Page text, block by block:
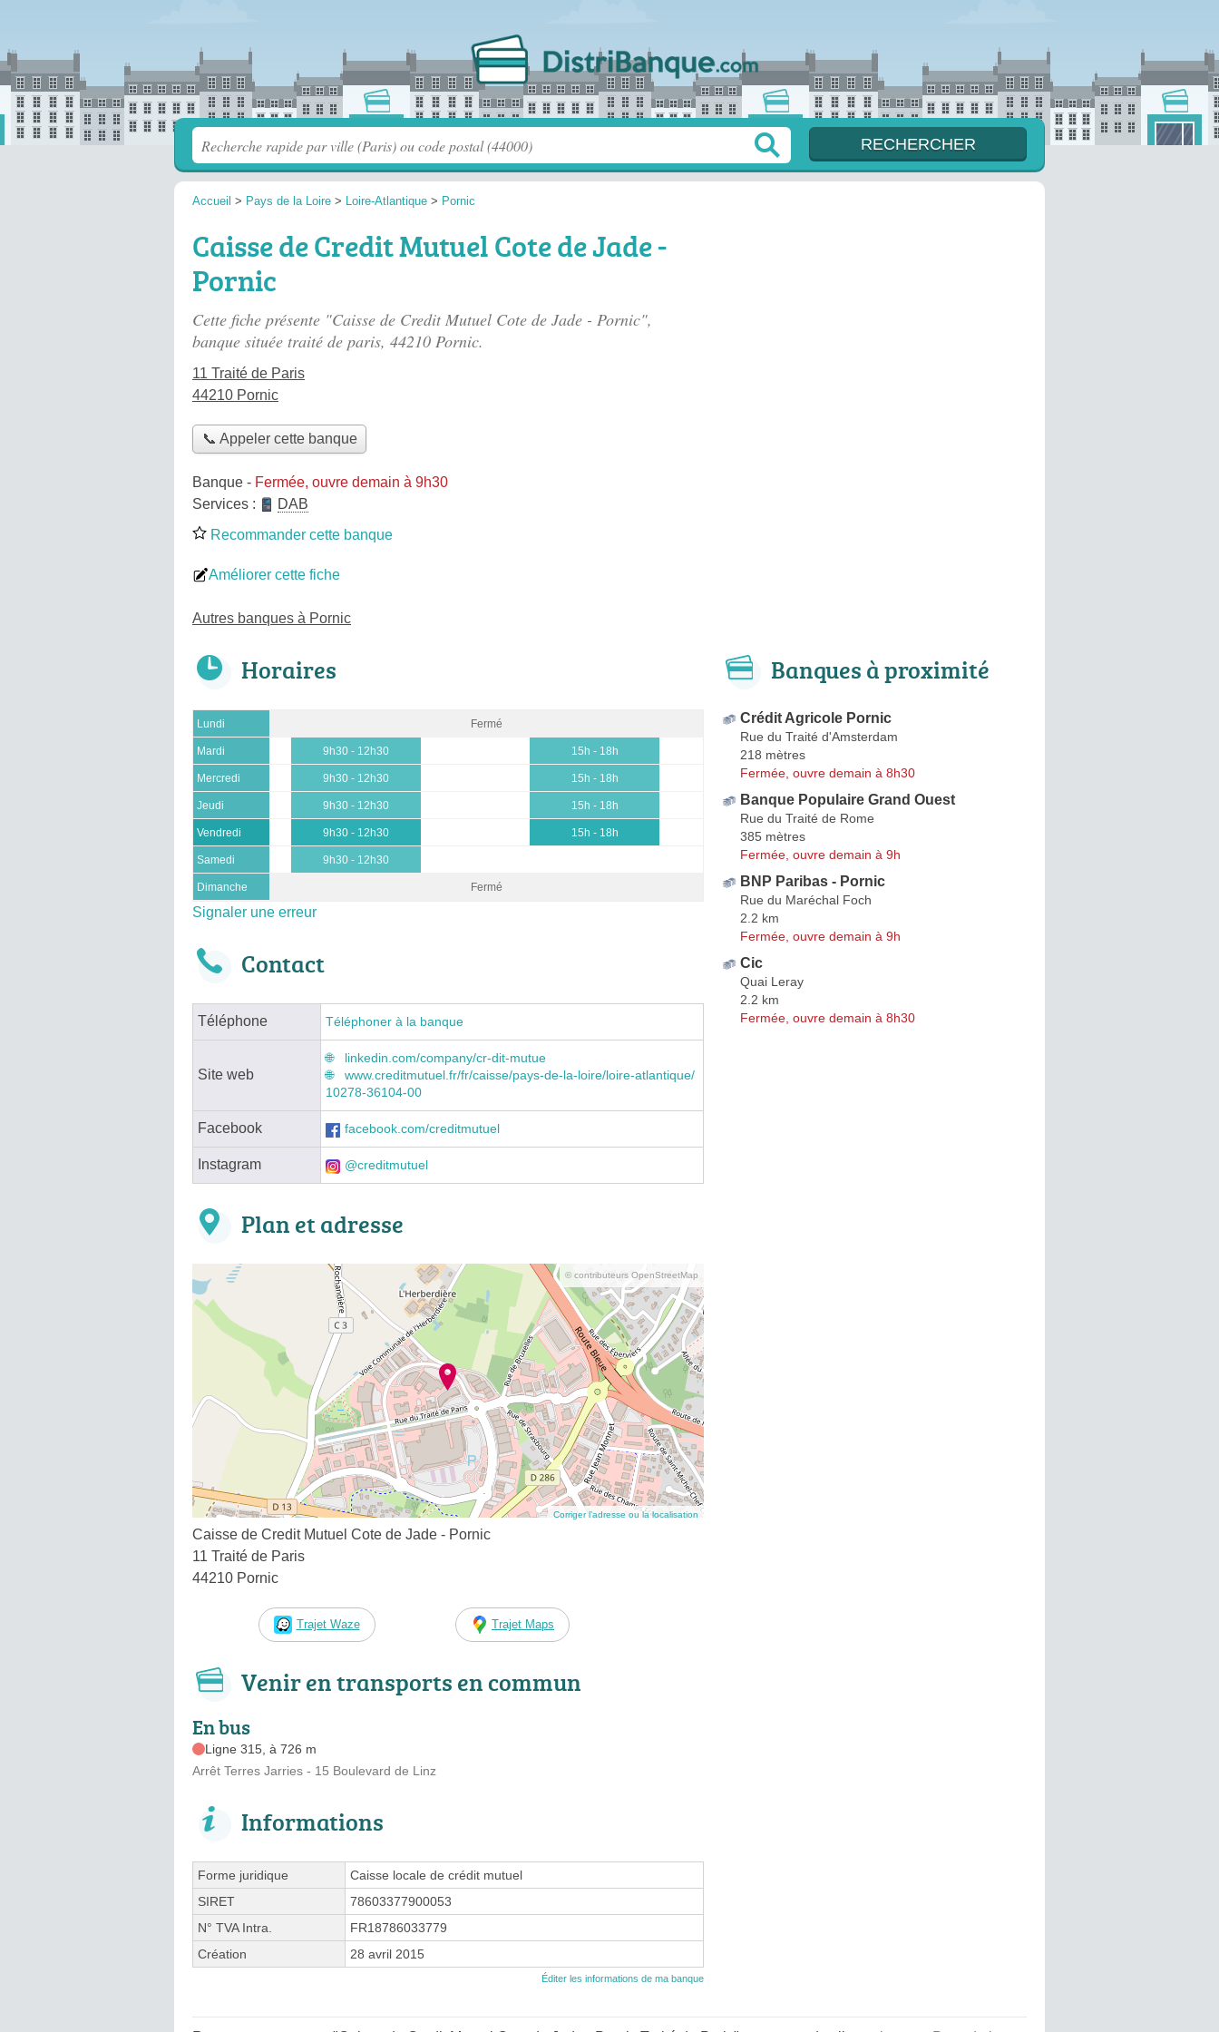
Accueil > Pays de la Loire > Loire-Atlantique > Pornic
Caisse de Credit Mutuel Cote de Jade -
Pornic
Cette fiche présente "Caisse de Credit Mutuel Cote de Jade - Pornic",
banque située traité de paris, 44210 Pornic.
11 Traité de Paris
44210 Pornic
📞 Appeler cette banque
Banque - Fermée, ouvre demain à 9h30
Services :
DAB
Recommander cette banque
Améliorer cette fiche
Autres banques à Pornic
Horaires
Lundi Fermé
Mardi 9h30 - 12h30 15h - 18h
Mercredi 9h30 - 12h30 15h - 18h
Jeudi 9h30 - 12h30 15h - 18h
Vendredi 9h30 - 12h30 15h - 18h
Samedi 9h30 - 12h30
Dimanche Fermé
Signaler une erreur
Contact
Téléphone Téléphoner à la banque
Site web
linkedin.com/company/cr-dit-mutue
www.creditmutuel.fr/fr/caisse/pays-de-la-loire/loire-atlantique/
10278-36104-00
Facebook facebook.com/creditmutuel
Instagram @creditmutuel
Plan et adresse
© contributeurs OpenStreetMap
Corriger l’adresse ou la localisation
Caisse de Credit Mutuel Cote de Jade - Pornic
11 Traité de Paris
44210 Pornic
Trajet Waze Trajet Maps
Venir en transports en commun
En bus
Ligne 315, à 726 m
Arrêt Terres Jarries - 15 Boulevard de Linz
Informations
Forme juridique
Caisse locale de crédit mutuel
SIRET
78603377900053
N° TVA Intra.
FR18786033779
Création
28 avril 2015
Éditer les informations de ma banque
Banques à proximité
Crédit Agricole Pornic
Rue du Traité d'Amsterdam
218 mètres
Fermée, ouvre demain à 8h30
Banque Populaire Grand Ouest
Rue du Traité de Rome
385 mètres
Fermée, ouvre demain à 9h
BNP Paribas - Pornic
Rue du Maréchal Foch
2.2 km
Fermée, ouvre demain à 9h
Cic
Quai Leray
2.2 km
Fermée, ouvre demain à 8h30